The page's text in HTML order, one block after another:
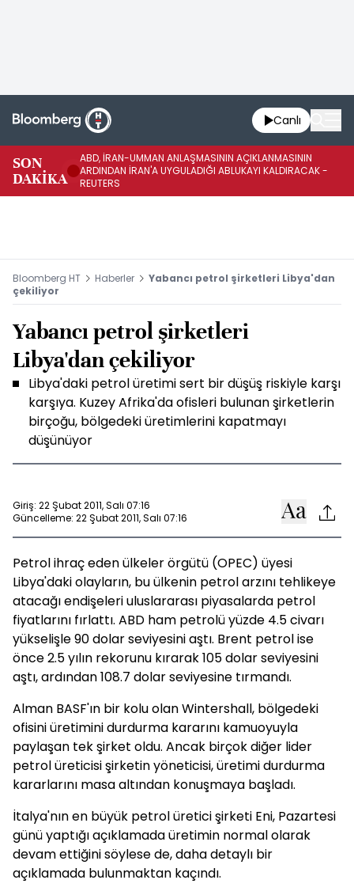
Canlı
SON
DAKİKA
ABD, İRAN-UMMAN ANLAŞMASININ AÇIKLANMASININ
ARDINDAN İRAN'A UYGULADIĞI ABLUKAYI KALDIRACAK -
REUTERS
Bloomberg HT Haberler
Yabancı petrol şirketleri Libya'dan
çekiliyor
Yabancı petrol şirketleri
Libya'dan çekiliyor
Libya'daki petrol üretimi sert bir düşüş riskiyle karşı
karşıya. Kuzey Afrika'da ofisleri bulunan şirketlerin
birçoğu, bölgedeki üretimlerini kapatmayı
düşünüyor
Giriş: 22 Şubat 2011, Salı 07:16
Güncelleme: 22 Şubat 2011, Salı 07:16
Petrol ihraç eden ülkeler örgütü (OPEC) üyesi
Libya'daki olayların, bu ülkenin petrol arzını tehlikeye
atacağı endişeleri uluslararası piyasalarda petrol
fiyatlarını fırlattı. ABD ham petrolü yüzde 4.5 civarı
yükselişle 90 dolar seviyesini aştı. Brent petrol ise
önce 2.5 yılın rekorunu kırarak 105 dolar seviyesini
aştı, ardından 108.7 dolar seviyesine tırmandı.
Alman BASF'ın bir kolu olan Wintershall, bölgedeki
ofisini üretimini durdurma kararını kamuoyuyla
paylaşan tek şirket oldu. Ancak birçok diğer lider
petrol üreticisi şirketin yöneticisi, üretimi durdurma
kararlarını masa altından konuşmaya başladı.
İtalya'nın en büyük petrol üretici şirketi Eni, Pazartesi
günü yaptığı açıklamada üretimin normal olarak
devam ettiğini söylese de, daha detaylı bir
açıklamada bulunmaktan kaçındı.